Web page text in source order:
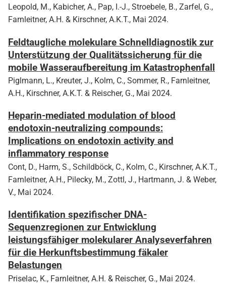
Leopold, M., Kabicher, A., Pap, I.-J., Stroebele, B., Zarfel, G.,
Farnleitner, A.H. & Kirschner, A.K.T., Mai 2024.
Feldtaugliche molekulare Schnelldiagnostik zur
Unterstützung der Qualitätssicherung für die
mobile Wasseraufbereitung im Katastrophenfall
Piglmann, L., Kreuter, J., Kolm, C., Sommer, R., Farnleitner,
A.H., Kirschner, A.K.T. & Reischer, G., Mai 2024.
Heparin-mediated modulation of blood
endotoxin-neutralizing compounds:
Implications on endotoxin activity and
inflammatory response
Cont, D., Harm, S., Schildböck, C., Kolm, C., Kirschner, A.K.T.,
Farnleitner, A.H., Pilecky, M., Zottl, J., Hartmann, J. & Weber,
V., Mai 2024.
Identifikation spezifischer DNA-
Sequenzregionen zur Entwicklung
leistungsfähiger molekularer Analyseverfahren
für die Herkunftsbestimmung fäkaler
Belastungen
Priselac, K., Farnleitner, A.H. & Reischer, G., Mai 2024.